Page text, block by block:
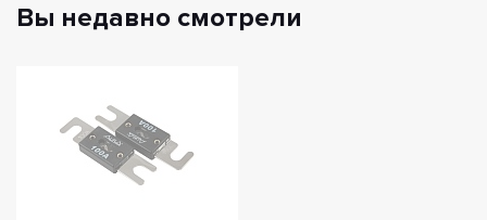
Вы недавно смотрели